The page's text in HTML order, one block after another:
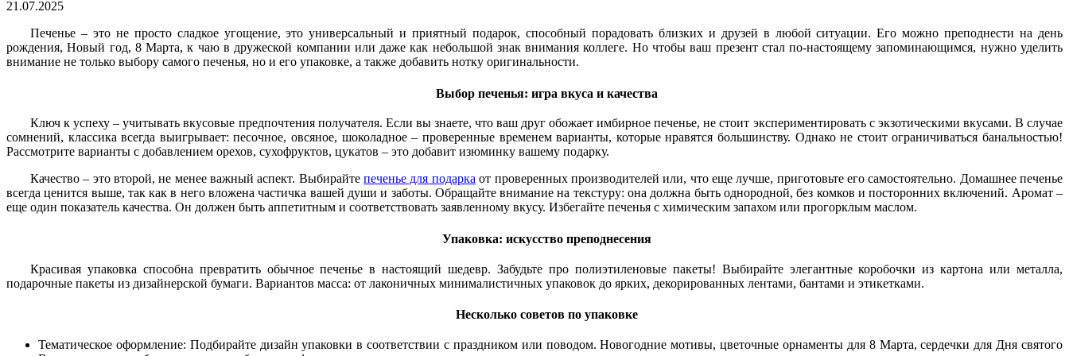
21.07.2025
Печенье – это не просто сладкое угощение, это универсальный и приятный подарок, способный порадовать близких и друзей в любой ситуации. Его можно преподнести на день
рождения, Новый год, 8 Марта, к чаю в дружеской компании или даже как небольшой знак внимания коллеге. Но чтобы ваш презент стал по-настоящему запоминающимся, нужно уделить
внимание не только выбору самого печенья, но и его упаковке, а также добавить нотку оригинальности.
Выбор печенья: игра вкуса и качества
Ключ к успеху – учитывать вкусовые предпочтения получателя. Если вы знаете, что ваш друг обожает имбирное печенье, не стоит экспериментировать с экзотическими вкусами. В случае
сомнений, классика всегда выигрывает: песочное, овсяное, шоколадное – проверенные временем варианты, которые нравятся большинству. Однако не стоит ограничиваться банальностью!
Рассмотрите варианты с добавлением орехов, сухофруктов, цукатов – это добавит изюминку вашему подарку.
Качество – это второй, не менее важный аспект. Выбирайтепеченье для подарка от проверенных производителей или, что еще лучше, приготовьте его самостоятельно. Домашнее печенье
всегда ценится выше, так как в него вложена частичка вашей души и заботы. Обращайте внимание на текстуру: она должна быть однородной, без комков и посторонних включений. Аромат –
еще один показатель качества. Он должен быть аппетитным и соответствовать заявленному вкусу. Избегайте печенья с химическим запахом или прогорклым маслом.
Упаковка: искусство преподнесения
Красивая упаковка способна превратить обычное печенье в настоящий шедевр. Забудьте про полиэтиленовые пакеты! Выбирайте элегантные коробочки из картона или металла,
подарочные пакеты из дизайнерской бумаги. Вариантов масса: от лаконичных минималистичных упаковок до ярких, декорированных лентами, бантами и этикетками.
Несколько советов по упаковке
Тематическое оформление: Подбирайте дизайн упаковки в соответствии с праздником или поводом. Новогодние мотивы, цветочные орнаменты для 8 Марта, сердечки для Дня святого